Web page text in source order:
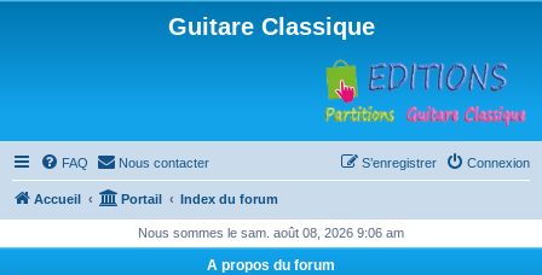
Guitare Classique
FAQ Nous contacter Connexion
S’enregistrer
Accueil Portail Index du forum
Nous sommes le sam. août 08, 2026 9:06 am
A propos du forum